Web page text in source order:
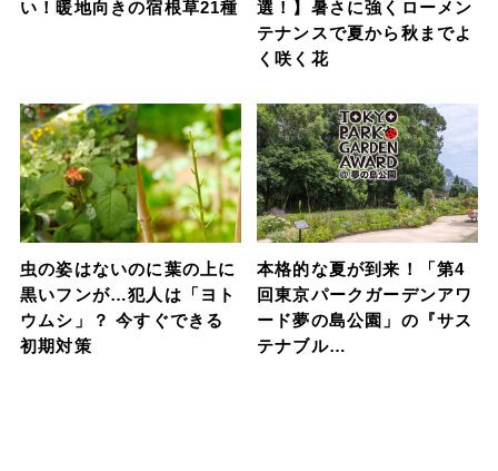
い！暖地向きの宿根草21種
選！】暑さに強くローメン
テナンスで夏から秋までよ
く咲く花
虫の姿はないのに葉の上に
黒いフンが…犯人は「ヨト
ウムシ」？ 今すぐできる
初期対策
本格的な夏が到来！「第4
回東京パークガーデンアワ
ード夢の島公園」の『サス
テナブル…